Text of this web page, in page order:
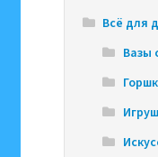
Всё для
Вазы